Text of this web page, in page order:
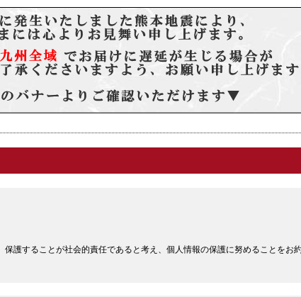
護することが社会的責任であると考え、個人情報の保護に努めることをお